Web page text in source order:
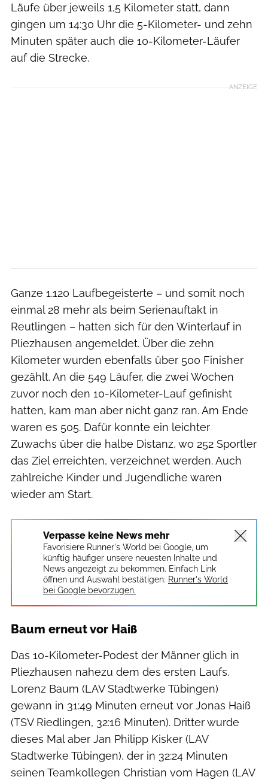
Läufe über jeweils 1,5 Kilometer statt, dann
gingen um 14:30 Uhr die 5-Kilometer- und zehn
Minuten später auch die 10-Kilometer-Läufer
auf die Strecke.
ANZEIGE
Ganze 1.120 Laufbegeisterte – und somit noch
einmal 28 mehr als beim Serienauftakt in
Reutlingen – hatten sich für den Winterlauf in
Pliezhausen angemeldet. Über die zehn
Kilometer wurden ebenfalls über 500 Finisher
gezählt. An die 549 Läufer, die zwei Wochen
zuvor noch den 10-Kilometer-Lauf gefinisht
hatten, kam man aber nicht ganz ran. Am Ende
waren es 505. Dafür konnte ein leichter
Zuwachs über die halbe Distanz, wo 252 Sportler
das Ziel erreichten, verzeichnet werden. Auch
zahlreiche Kinder und Jugendliche waren
wieder am Start.
Verpasse keine News mehr
Favorisiere Runner's World bei Google, um
künftig häufiger unsere neuesten Inhalte und
News angezeigt zu bekommen. Einfach Link
öffnen und Auswahl bestätigen: Runner's World
bei Google bevorzugen.
Baum erneut vor Haiß
Das 10-Kilometer-Podest der Männer glich in
Pliezhausen nahezu dem des ersten Laufs.
Lorenz Baum (LAV Stadtwerke Tübingen)
gewann in 31:49 Minuten erneut vor Jonas Haiß
(TSV Riedlingen, 32:16 Minuten). Dritter wurde
dieses Mal aber Jan Philipp Kisker (LAV
Stadtwerke Tübingen), der in 32:24 Minuten
seinen Teamkollegen Christian vom Hagen (LAV